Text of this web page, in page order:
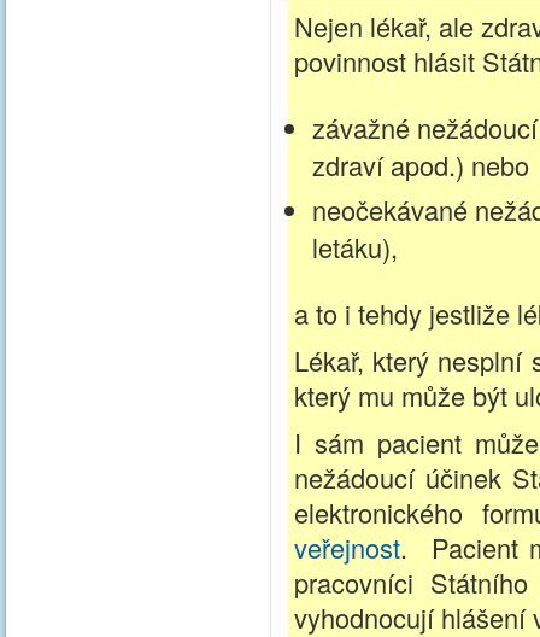
Nejen lékař, ale
povinnost hlásit
závažné
zdraví apod.) nebo
neočekávané
letáku),
a to i tehdy jestliže
Lékař, který nesplní
který mu může být
I sám pacient
nežádoucí účinek
elektronického
veřejnost. Pacient
pracovníci
vyhodnocují hlášení